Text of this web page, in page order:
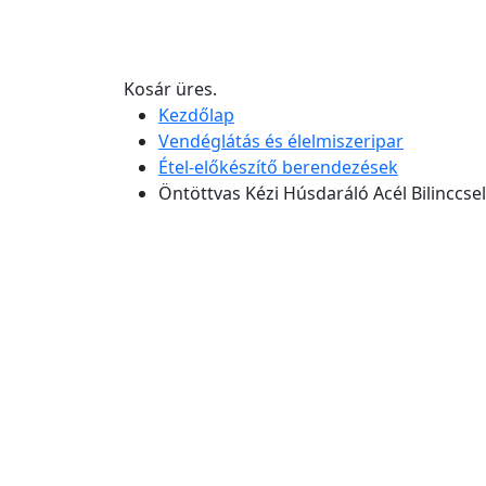
Kosár üres.
Kezdőlap
Vendéglátás és élelmiszeripar
Étel-előkészítő berendezések
Öntöttvas Kézi Húsdaráló Acél